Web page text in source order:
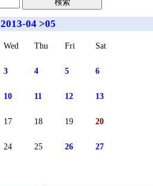
2013-04 >05
Wed Thu Fri Sat
3 4 5 6
10 11 12 13
17 18 19 20
24 25 26 27